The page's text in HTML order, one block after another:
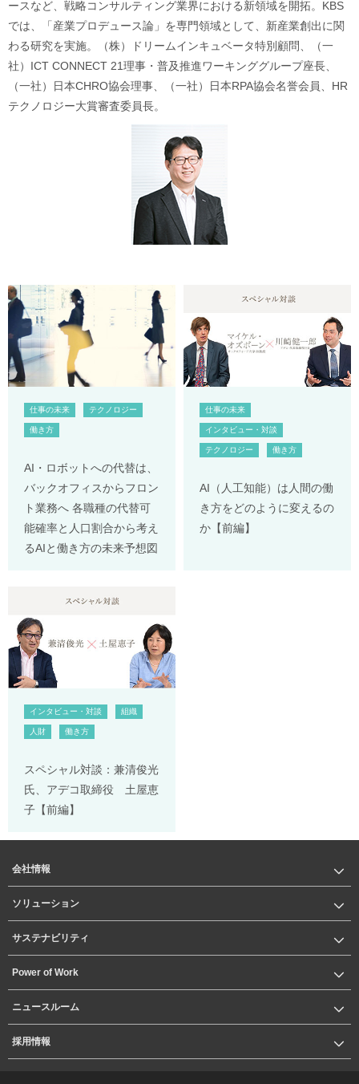
ースなど、戦略コンサルティング業界における新領域を開拓。KBS
では、「産業プロデュース論」を専門領域として、新産業創出に関
わる研究を実施。（株）ドリームインキュベータ特別顧問、（一
社）ICT CONNECT 21理事・普及推進ワーキンググループ座長、
（一社）日本CHRO協会理事、（一社）日本RPA協会名誉会員、HR
テクノロジー大賞審査委員長。
仕事の未来 テクノロジー
働き方
AI・ロボットへの代替は、
バックオフィスからフロン
ト業務へ 各職種の代替可
能確率と人口割合から考え
るAIと働き方の未来予想図
仕事の未来
インタビュー・対談
テクノロジー 働き方
AI（人工知能）は人間の働
き方をどのように変えるの
か【前編】
インタビュー・対談 組織
人財 働き方
スペシャル対談：兼清俊光
氏、アデコ取締役 土屋恵
子【前編】
会社情報
ソリューション
サステナビリティ
Power of Work
ニュースルーム
採用情報